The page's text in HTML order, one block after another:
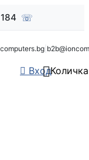
☏
 Вход
Количка